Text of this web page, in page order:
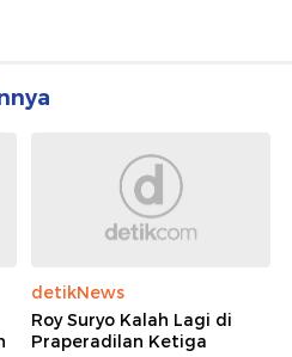
detikNews
Roy Suryo Kalah Lagi di
Praperadilan Ketiga